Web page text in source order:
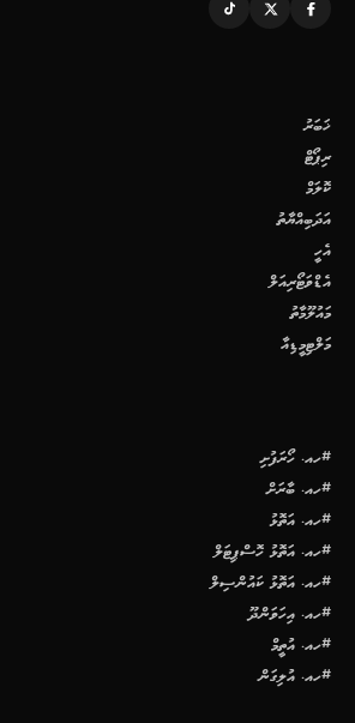
ޚަބަރު
ރިޕޯޓް
ކޮލަމް
އަދަބިއްޔާތު
އެހީ
އެޑްވަޓޯރިއަލް
މައުލޫމާތު
މަލްޓިމީޑިއާ
#ހއ. ހޯރަފުށި
#ހއ. ބާރަށް
#ހއ. އަތޮޅު
#ހއ. އަތޮޅު ހޮސްޕިޓަލް
#ހއ. އަތޮޅު ކައުންސިލް
#ހއ. އިހަވަންދޫ
#ހއ. އުތީމް
#ހއ. އުލިގަން